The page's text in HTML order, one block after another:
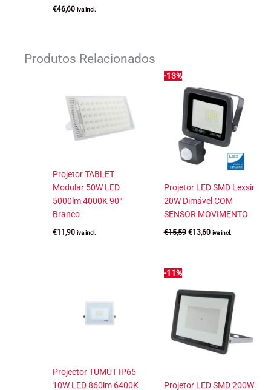
€46,60 iva incl.
Produtos Relacionados
Projetor TABLET
Modular 50W LED
5000lm 4000K 90°
Branco
€11,90 iva incl.
-13%
Projetor LED SMD Lexsir
20W Dimável COM
SENSOR MOVIMENTO
€15,59 O
€13,60Oiva incl.
Projector TUMUT IP65
10W LED 860lm 6400K
-11%
Projetor LED SMD 200W